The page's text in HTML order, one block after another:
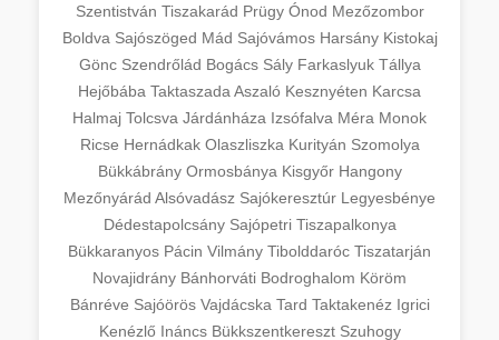
Szentistván Tiszakarád Prügy Ónod Mezőzombor
Boldva Sajószöged Mád Sajóvámos Harsány Kistokaj
Gönc Szendrőlád Bogács Sály Farkaslyuk Tállya
Hejőbába Taktaszada Aszaló Kesznyéten Karcsa
Halmaj Tolcsva Járdánháza Izsófalva Méra Monok
Ricse Hernádkak Olaszliszka Kurityán Szomolya
Bükkábrány Ormosbánya Kisgyőr Hangony
Mezőnyárád Alsóvadász Sajókeresztúr Legyesbénye
Dédestapolcsány Sajópetri Tiszapalkonya
Bükkaranyos Pácin Vilmány Tibolddaróc Tiszatarján
Novajidrány Bánhorváti Bodroghalom Köröm
Bánréve Sajóörös Vajdácska Tard Taktakenéz Igrici
Kenézlő Ináncs Bükkszentkereszt Szuhogy